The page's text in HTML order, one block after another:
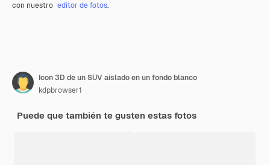
con nuestro editor de fotos.
Icon 3D de un SUV aislado en un fondo blanco
kdpbrowser1
Puede que también te gusten estas fotos